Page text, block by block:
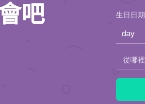
吧
field
empty.
生日日期
從哪